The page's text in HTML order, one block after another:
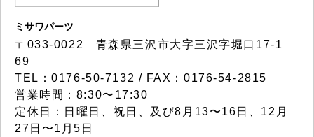
ミサワパーツ
〒033-0022 青森県三沢市大字三沢字堀口17-1
69
TEL：0176-50-7132 / FAX：0176-54-2815
営業時間：8:30〜17:30
定休日：日曜日、祝日、及び8月13〜16日、12月
27日〜1月5日